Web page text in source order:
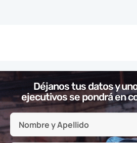
Déjanos tus datos y
ejecutivos se pondrá en